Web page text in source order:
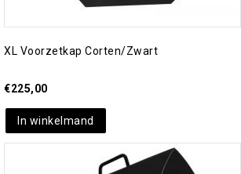
XL Voorzetkap Corten/zwart
€225,00
In winkelmand